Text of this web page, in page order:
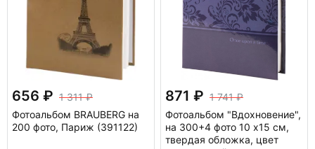
656
1 311
Фотоальбом BRAUBERG на
200 фото, Париж (391122)
871
1 741
Фотоальбом "Вдохновение",
на 300+4 фото 10 х15 см,
твердая обложка, цвет